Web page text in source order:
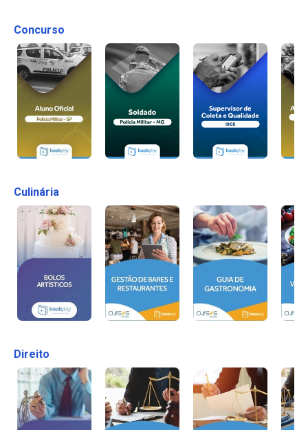
Concurso
Culinária
Direito